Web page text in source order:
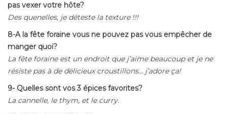
pas vexer votre hôte?
Des quenelles, je déteste la texture !!!
8-A la fête foraine vous ne pouvez pas vous empêcher de
manger quoi?
La fête foraine est un endroit que j’aime beaucoup et je ne
résiste pas à de délicieux croustillons… j’adore ça!
9- Quelles sont vos 3 épices favorites?
La cannelle, le thym, et le curry.